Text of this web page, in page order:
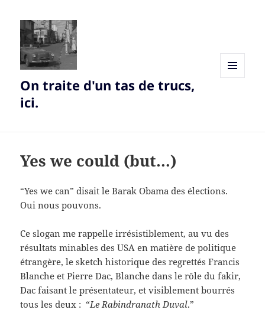
On traite d'un tas de trucs,
ici.
Yes we could (but…)
“Yes we can” disait le Barak Obama des élections.
Oui nous pouvons.
Ce slogan me rappelle irrésistiblement, au vu des
résultats minables des USA en matière de politique
étrangère, le sketch historique des regrettés Francis
Blanche et Pierre Dac, Blanche dans le rôle du fakir,
Dac faisant le présentateur, et visiblement bourrés
tous les deux : “Le Rabindranath Duval.”